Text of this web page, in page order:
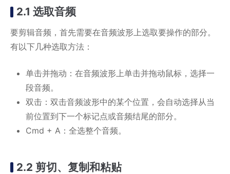
2.1 选取音频
要剪辑音频，首先需要在音频波形上选取要操作的部分。
有以下几种选取方法：
单击并拖动：在音频波形上单击并拖动鼠标，选择一
段音频。
双击：双击音频波形中的某个位置，会自动选择从当
前位置到下一个标记点或音频结尾的部分。
Cmd + A：全选整个音频。
2.2 剪切、复制和粘贴